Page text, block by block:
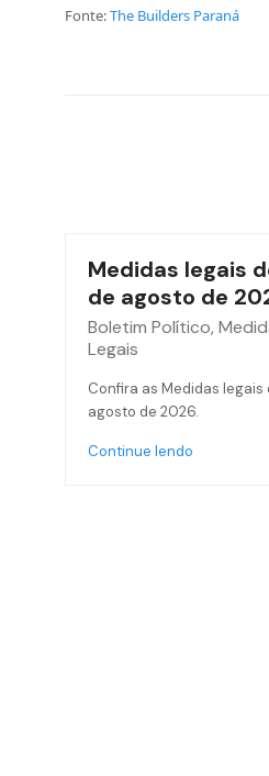
Fonte:The Builders Paraná
Medidas legais
de agosto de
Boletim Político,
Legais
Confira as Medidas legais
agosto de 2026.
Continue lendo